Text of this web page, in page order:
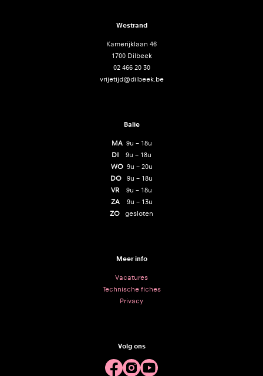
Westrand
Kamerijklaan 46
1700 Dilbeek
02 466 20 30
vrijetijd@dilbeek.be
Balie
MA 9u – 18u
DI 9u – 18u
WO9u – 20u
DO 9u – 18u
VR 9u – 18u
ZA
9u – 13u
ZO gesloten
Meer info
Vacatures
Technische fiches
Privacy
Volg ons